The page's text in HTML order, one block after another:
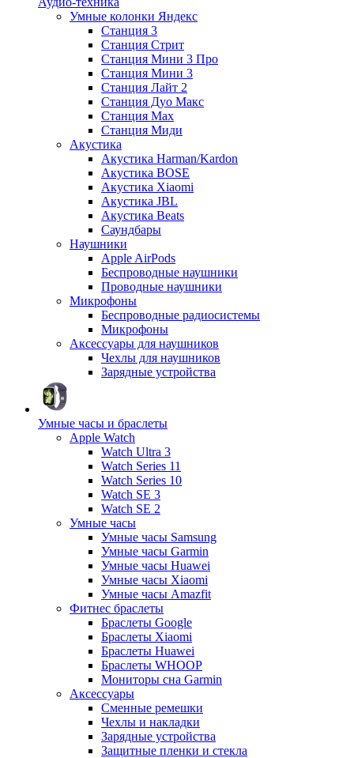
Умные колонки Яндекс
Станция 3
Станция Стрит
Станция Мини 3 Про
Станция Мини 3
Станция Лайт 2
Станция Дуо Макс
Станция Max
Станция Миди
Акустика
Акустика Harman/Kardon
Акустика BOSE
Акустика Xiaomi
Акустика JBL
Акустика Beats
Саундбары
Наушники
Apple AirPods
Беспроводные наушники
Проводные наушники
Микрофоны
Беспроводные радиосистемы
Микрофоны
Аксессуары для наушников
Чехлы для наушников
Зарядные устройства
Умные часы и браслеты
Apple Watch
Watch Ultra 3
Watch Series 11
Watch Series 10
Watch SE 3
Watch SE 2
Умные часы
Умные часы Samsung
Умные часы Garmin
Умные часы Huawei
Умные часы Xiaomi
Умные часы Amazfit
Фитнес браслеты
Браслеты Google
Браслеты Xiaomi
Браслеты Huawei
Браслеты WHOOP
Мониторы сна Garmin
Аксессуары
Сменные ремешки
Чехлы и накладки
Зарядные устройства
Защитные пленки и стекла